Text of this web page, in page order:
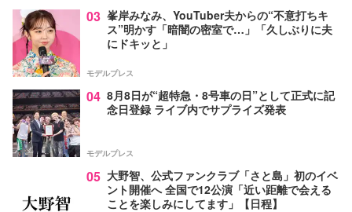
03 峯岸みなみ、YouTuber夫からの“不意打ちキ
ス”明かす「暗闇の密室で…」「久しぶりに夫
にドキッと」
モデルプレス
04 8月8日が“超特急・8号車の日”として正式に記
念日登録 ライブ内でサプライズ発表
モデルプレス
05 大野智、公式ファンクラブ「さと島」初のイベ
ント開催へ 全国で12公演「近い距離で会える
ことを楽しみにしてます」【日程】